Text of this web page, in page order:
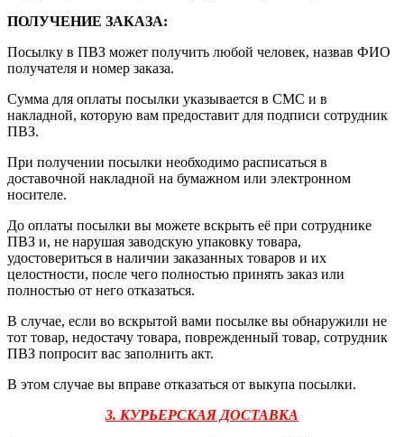
ПОЛУЧЕНИЕ ЗАКАЗА:
Посылку в ПВЗ может получить любой человек, назвав ФИО
получателя и номер заказа.
Сумма для оплаты посылки указывается в СМС и в
накладной, которую вам предоставит для подписи сотрудник
ПВЗ.
При получении посылки необходимо расписаться в
доставочной накладной на бумажном или электронном
носителе.
До оплаты посылки вы можете вскрыть её при сотруднике
ПВЗ и, не нарушая заводскую упаковку товара,
удостовериться в наличии заказанных товаров и их
целостности, после чего полностью принять заказ или
полностью от него отказаться.
В случае, если во вскрытой вами посылке вы обнаружили не
тот товар, недостачу товара, поврежденный товар, сотрудник
ПВЗ попросит вас заполнить акт.
В этом случае вы вправе отказаться от выкупа посылки.
3. КУРЬЕРСКАЯ ДОСТАВКА